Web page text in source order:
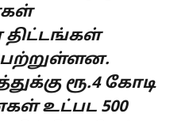
ரூ.4 கோடி
உட்பட 500